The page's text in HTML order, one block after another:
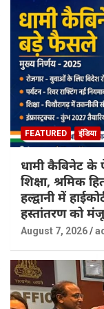
FEATURED इंडिया
धामी कैबिनेट के
शिक्षा, श्रमिक
हल्द्वानी में
हस्तांतरण को
August 7, 2026